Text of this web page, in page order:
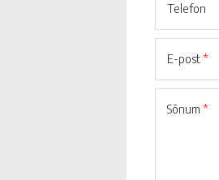
Telefon
E-post*
Sõnum *